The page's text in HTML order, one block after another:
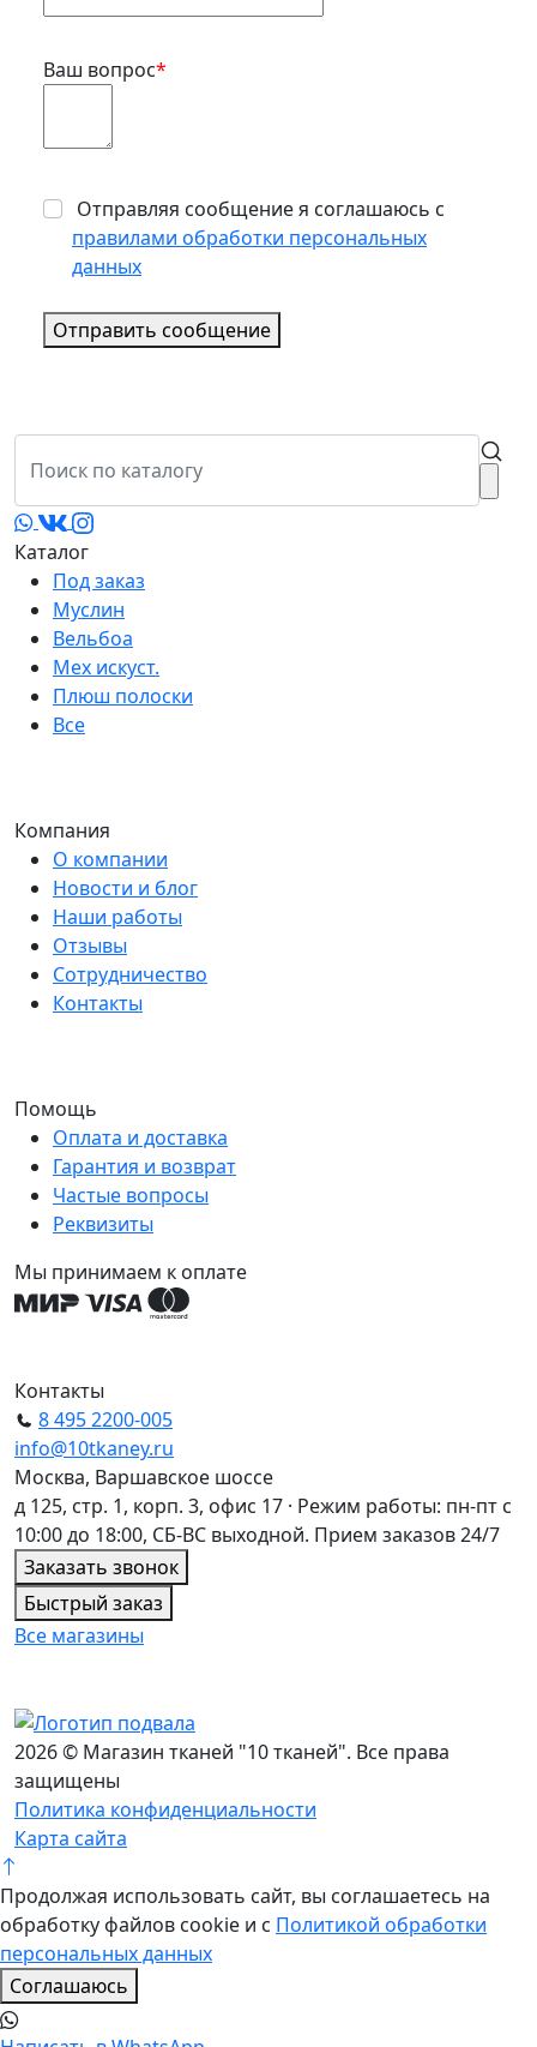
Ваш вопрос*
Отправляя сообщение я соглашаюсь с
правилами обработки персональных
данных
Отправить сообщение
Каталог
Под заказ
Муслин
Вельбоа
Мех искуст.
Плюш полоски
Все
Компания
О компании
Новости и блог
Наши работы
Отзывы
Сотрудничество
Контакты
Помощь
Оплата и доставка
Гарантия и возврат
Частые вопросы
Реквизиты
Мы принимаем к оплате
Контакты
8 495 2200-005
info@10tkaney.ru
Москва, Варшавское шоссе
д 125, стр. 1, корп. 3, офис 17 · Режим работы: пн-пт с
10:00 до 18:00, СБ-ВС выходной. Прием заказов 24/7
Заказать звонок
Быстрый заказ
Все магазины
2026 © Магазин тканей "10 тканей". Все права
защищены
Политика конфиденциальности
Карта сайта
Продолжая использовать сайт, вы соглашаетесь на
обработку файлов cookie и с Политикой обработки
персональных данных
Соглашаюсь